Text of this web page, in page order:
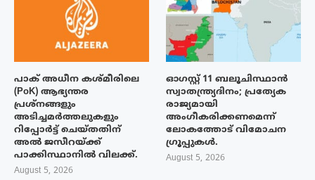
പാക് അധീന കശ്മീരിലെ
(PoK) ആഭ്യന്തര
പ്രശ്നങ്ങളും
അടിച്ചമർത്തലുകളും
റിപ്പോർട്ട് ചെയ്തതിന്
അൽ ജസീറയ്‌ക്ക്
പാക്കിസ്ഥാനിൽ വിലക്ക്.
August 5, 2026
ഓഗസ്റ്റ് 11 ബലൂചിസ്ഥാൻ
സ്വാതന്ത്ര്യദിനം; പ്രത്യേക
രാജ്യമായി
അംഗീകരിക്കണമെന്ന്
ലോകത്തോട് വിമോചന
ഗ്രൂപ്പുകൾ.
August 5, 2026